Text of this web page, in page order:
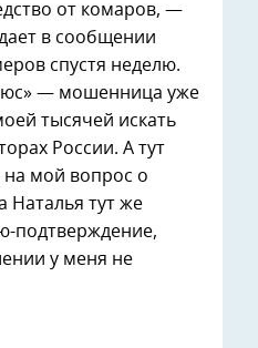
от комаров, —
в сообщении
спустя неделю.
— мошенница уже
тысячей искать
России. А тут
на мой вопрос о
Наталья тут же
подтверждение,
у меня не